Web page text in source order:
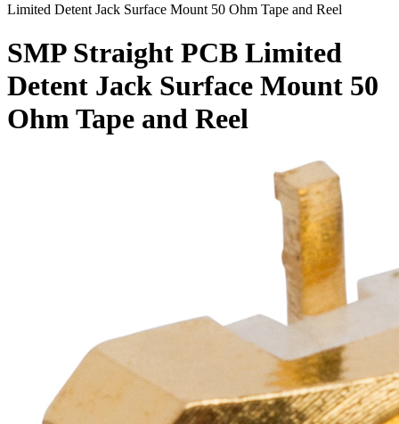
Limited Detent Jack Surface Mount 50 Ohm Tape and Reel
SMP Straight PCB Limited
Detent Jack Surface Mount 50
Ohm Tape and Reel